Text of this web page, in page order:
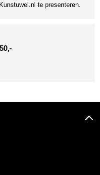
te presenteren.